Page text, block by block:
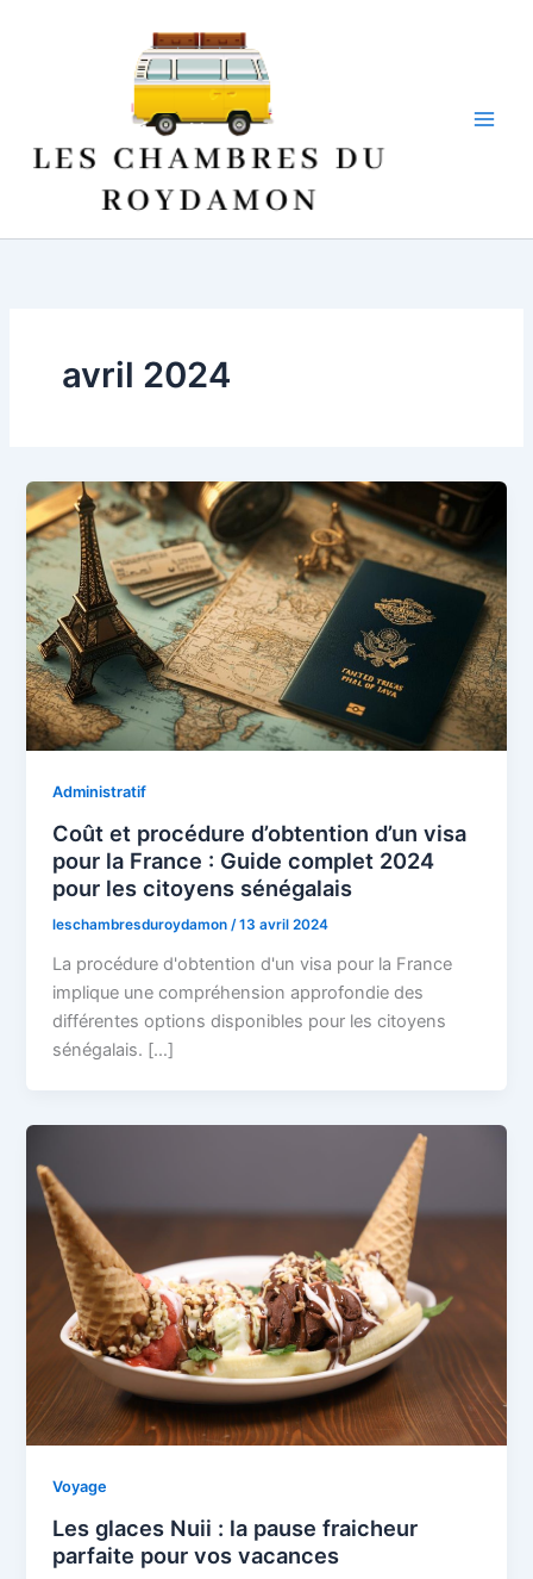
avril 2024
Administratif
Coût et procédure d’obtention d’un visa
pour la France : Guide complet 2024
pour les citoyens sénégalais
leschambresduroydamon/13 avril 2024
La procédure d'obtention d'un visa pour la France
implique une compréhension approfondie des
différentes options disponibles pour les citoyens
sénégalais. […]
Voyage
Les glaces Nuii : la pause fraicheur
parfaite pour vos vacances